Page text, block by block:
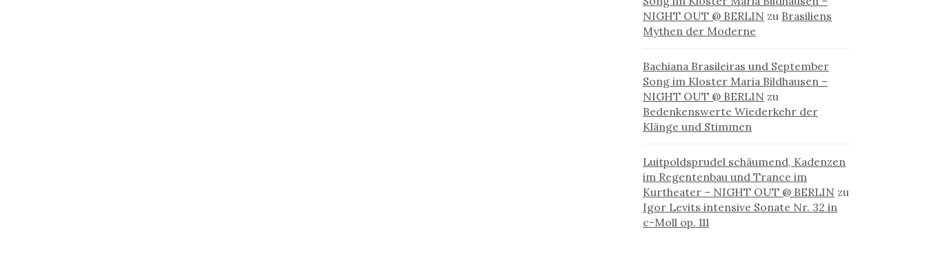
NIGHT OUT @ BERLIN zu Brasiliens
Mythen der Moderne
Bachiana Brasileiras und September
Song im Kloster Maria Bildhausen –
NIGHT OUT @ BERLIN zu
Bedenkenswerte Wiederkehr der
Klänge und Stimmen
Luitpoldsprudel schäumend, Kadenzen
im Regentenbau und Trance im
Kurtheater – NIGHT OUT @ BERLIN zu
Igor Levits intensive Sonate Nr. 32 in
c-Moll op. 111